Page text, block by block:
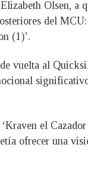
Olsen, a
del
(1)’.
vuelta al
el
ofrecer una